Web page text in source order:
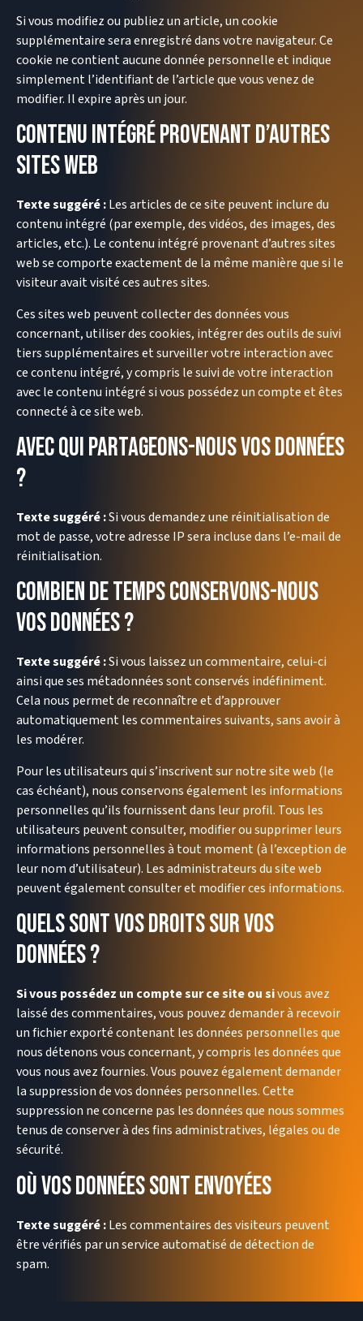
Si vous modifiez ou publiez un article, un cookie
supplémentaire sera enregistré dans votre navigateur. Ce
cookie ne contient aucune donnée personnelle et indique
simplement l’identifiant de l’article que vous venez de
modifier. Il expire après un jour.
Contenu intégré provenant d’autres
sites web
Texte suggéré :Les articles de ce site peuvent inclure du
contenu intégré (par exemple, des vidéos, des images, des
articles, etc.). Le contenu intégré provenant d’autres sites
web se comporte exactement de la même manière que si le
visiteur avait visité ces autres sites.
Ces sites web peuvent collecter des données vous
concernant, utiliser des cookies, intégrer des outils de suivi
tiers supplémentaires et surveiller votre interaction avec
ce contenu intégré, y compris le suivi de votre interaction
avec le contenu intégré si vous possédez un compte et êtes
connecté à ce site web.
Avec qui partageons-nous vos données
?
Texte suggéré :Si vous demandez une réinitialisation de
mot de passe, votre adresse IP sera incluse dans l’e-mail de
réinitialisation.
Combien de temps conservons-nous
vos données ?
Texte suggéré :Si vous laissez un commentaire, celui-ci
ainsi que ses métadonnées sont conservés indéfiniment.
Cela nous permet de reconnaître et d’approuver
automatiquement les commentaires suivants, sans avoir à
les modérer.
Pour les utilisateurs qui s’inscrivent sur notre site web (le
cas échéant), nous conservons également les informations
personnelles qu’ils fournissent dans leur profil. Tous les
utilisateurs peuvent consulter, modifier ou supprimer leurs
informations personnelles à tout moment (à l’exception de
leur nom d’utilisateur). Les administrateurs du site web
peuvent également consulter et modifier ces informations.
Quels sont vos droits sur vos
données ?
Si vous possédez un compte sur ce site ou sivous avez
laissé des commentaires, vous pouvez demander à recevoir
un fichier exporté contenant les données personnelles que
nous détenons vous concernant, y compris les données que
vous nous avez fournies. Vous pouvez également demander
la suppression de vos données personnelles. Cette
suppression ne concerne pas les données que nous sommes
tenus de conserver à des fins administratives, légales ou de
sécurité.
Où vos données sont envoyées
Texte suggéré :Les commentaires des visiteurs peuvent
être vérifiés par un service automatisé de détection de
spam.